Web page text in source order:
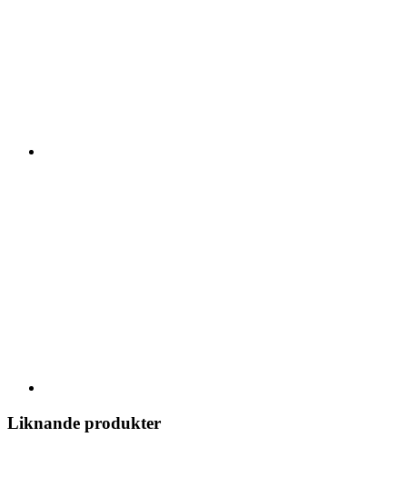
Liknande produkter